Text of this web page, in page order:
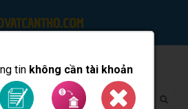
tin không cần tài khoản